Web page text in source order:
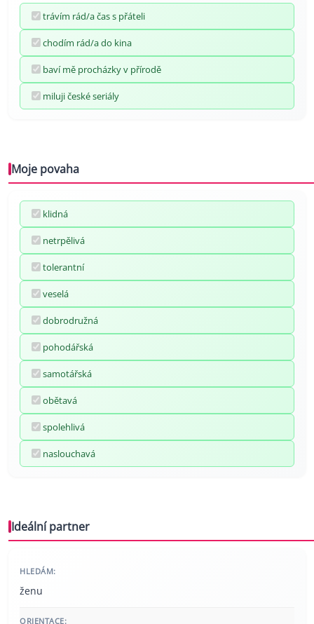
trávím rád/a čas s přáteli
chodím rád/a do kina
baví mě procházky v přírodě
miluji české seriály
Moje povaha
klidná
netrpělivá
tolerantní
veselá
dobrodružná
pohodářská
samotářská
obětavá
spolehlivá
naslouchavá
Ideální partner
HLEDÁM:
ženu
ORIENTACE: